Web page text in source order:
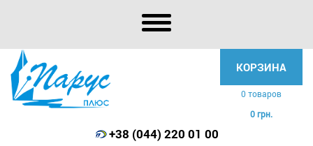
КОРЗИНА
0 товаров
0 грн.
+38 (044) 220 01 00